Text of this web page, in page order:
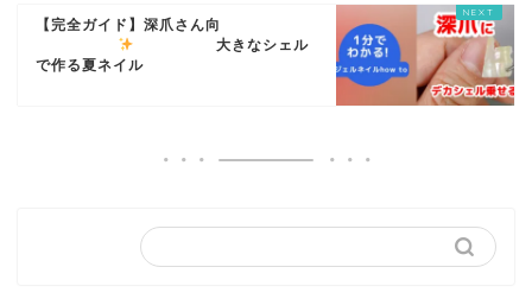
【完全ガイド】深爪さん向
大きなシェル
で作る夏ネイル